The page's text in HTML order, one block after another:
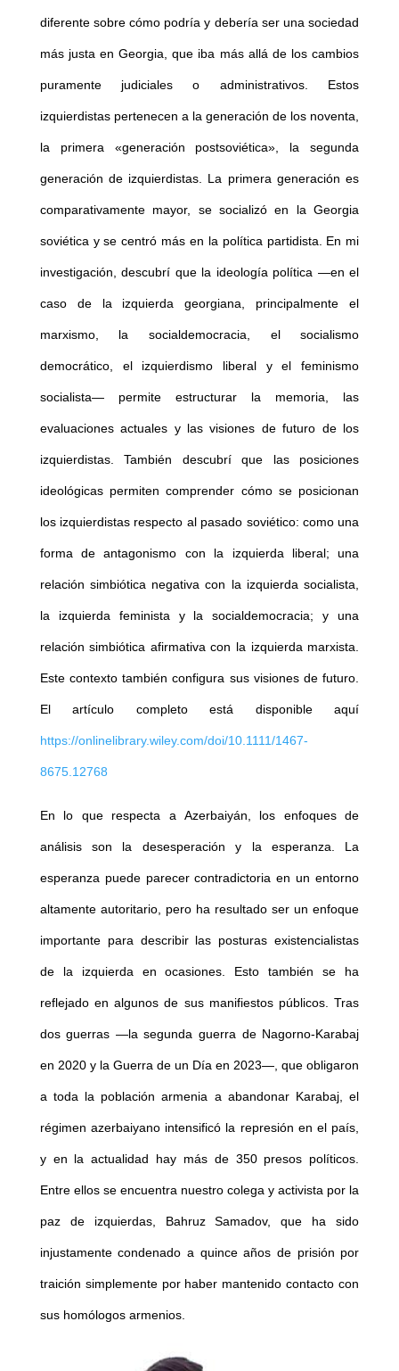
diferente sobre cómo podría y debería ser una sociedad
más justa en Georgia, que iba más allá de los cambios
puramente judiciales o administrativos. Estos
izquierdistas pertenecen a la generación de los noventa,
la primera «generación postsoviética», la segunda
generación de izquierdistas. La primera generación es
comparativamente mayor, se socializó en la Georgia
soviética y se centró más en la política partidista. En mi
investigación, descubrí que la ideología política —en el
caso de la izquierda georgiana, principalmente el
marxismo, la socialdemocracia, el socialismo
democrático, el izquierdismo liberal y el feminismo
socialista— permite estructurar la memoria, las
evaluaciones actuales y las visiones de futuro de los
izquierdistas. También descubrí que las posiciones
ideológicas permiten comprender cómo se posicionan
los izquierdistas respecto al pasado soviético: como una
forma de antagonismo con la izquierda liberal; una
relación simbiótica negativa con la izquierda socialista,
la izquierda feminista y la socialdemocracia; y una
relación simbiótica afirmativa con la izquierda marxista.
Este contexto también configura sus visiones de futuro.
El artículo completo está disponible aquí
https://onlinelibrary.wiley.com/doi/10.1111/1467-
8675.12768
En lo que respecta a Azerbaiyán, los enfoques de
análisis son la desesperación y la esperanza. La
esperanza puede parecer contradictoria en un entorno
altamente autoritario, pero ha resultado ser un enfoque
importante para describir las posturas existencialistas
de la izquierda en ocasiones. Esto también se ha
reflejado en algunos de sus manifiestos públicos. Tras
dos guerras —la segunda guerra de Nagorno-Karabaj
en 2020 y la Guerra de un Día en 2023—, que obligaron
a toda la población armenia a abandonar Karabaj, el
régimen azerbaiyano intensificó la represión en el país,
y en la actualidad hay más de 350 presos políticos.
Entre ellos se encuentra nuestro colega y activista por la
paz de izquierdas, Bahruz Samadov, que ha sido
injustamente condenado a quince años de prisión por
traición simplemente por haber mantenido contacto con
sus homólogos armenios.